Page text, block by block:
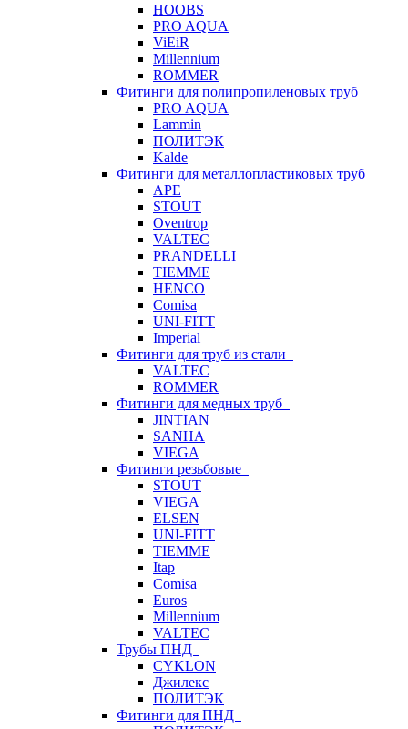
HOOBS
PRO AQUA
ViEiR
Millennium
ROMMER
Фитинги для полипропиленовых труб
PRO AQUA
Lammin
ПОЛИТЭК
Kalde
Фитинги для металлопластиковых труб
APE
STOUT
Oventrop
VALTEC
PRANDELLI
TIEMME
HENCO
Comisa
UNI-FITT
Imperial
Фитинги для труб из стали
VALTEC
ROMMER
Фитинги для медных труб
JINTIAN
SANHA
VIEGA
Фитинги резьбовые
STOUT
VIEGA
ELSEN
UNI-FITT
TIEMME
Itap
Comisa
Euros
Millennium
VALTEC
Трубы ПНД
CYKLON
Джилекс
ПОЛИТЭК
Фитинги для ПНД